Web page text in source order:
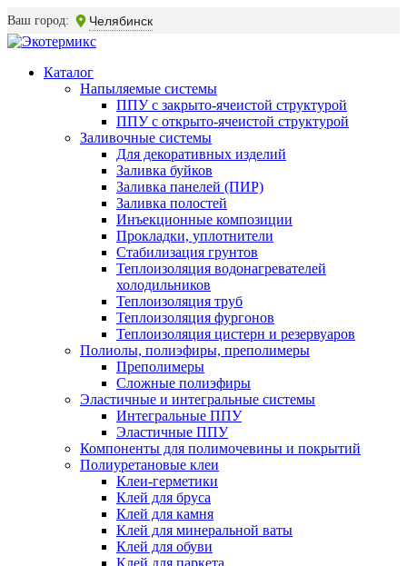
Ваш город: Челябинск
Каталог
Напыляемые системы
ППУ с закрыто-ячеистой структурой
ППУ с открыто-ячеистой структурой
Заливочные системы
Для декоративных изделий
Заливка буйков
Заливка панелей (ПИР)
Заливка полостей
Инъекционные композиции
Прокладки, уплотнители
Стабилизация грунтов
Теплоизоляция водонагревателей
холодильников
Теплоизоляция труб
Теплоизоляция фургонов
Теплоизоляция цистерн и резервуаров
Полиолы, полиэфиры, преполимеры
Преполимеры
Сложные полиэфиры
Эластичные и интегральные системы
Интегральные ППУ
Эластичные ППУ
Компоненты для полимочевины и покрытий
Полиуретановые клеи
Клеи-герметики
Клей для бруса
Клей для камня
Клей для минеральной ваты
Клей для обуви
Клей для паркета